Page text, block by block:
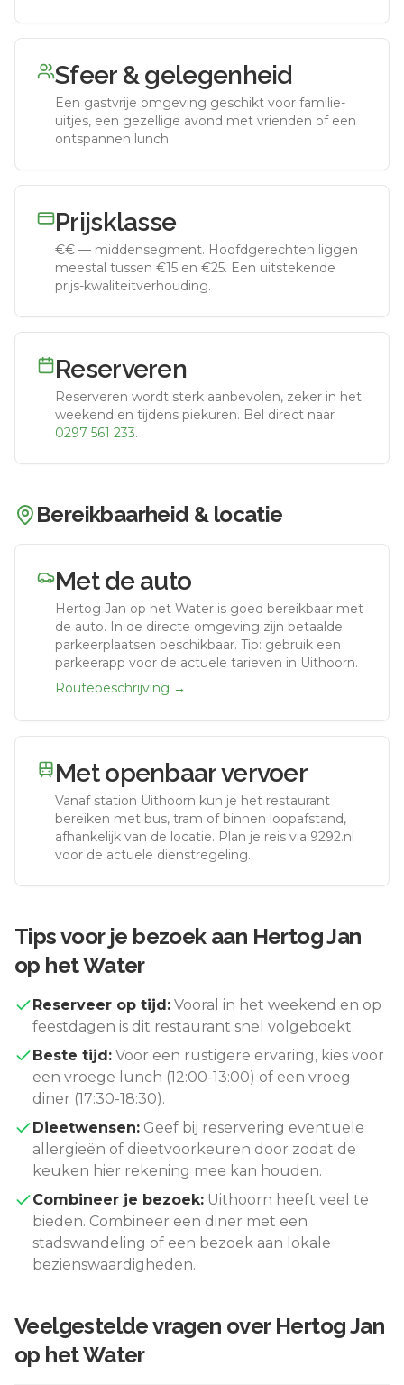
Sfeer & gelegenheid
Een gastvrije omgeving geschikt voor familie-
uitjes, een gezellige avond met vrienden of een
ontspannen lunch.
Prijsklasse
€€ — middensegment. Hoofdgerechten liggen
meestal tussen €15 en €25. Een uitstekende
prijs-kwaliteitverhouding.
Reserveren
Reserveren wordt sterk aanbevolen, zeker in het
weekend en tijdens piekuren. Bel direct naar
0297 561 233.
Bereikbaarheid & locatie
Met de auto
Hertog Jan op het Water is goed bereikbaar met
de auto. In de directe omgeving zijn betaalde
parkeerplaatsen beschikbaar. Tip: gebruik een
parkeerapp voor de actuele tarieven in Uithoorn.
Routebeschrijving →
Met openbaar vervoer
Vanaf station Uithoorn kun je het restaurant
bereiken met bus, tram of binnen loopafstand,
afhankelijk van de locatie. Plan je reis via 9292.nl
voor de actuele dienstregeling.
Tips voor je bezoek aan Hertog Jan
op het Water
Reserveer op tijd: Vooral in het weekend en op
feestdagen is dit restaurant snel volgeboekt.
Beste tijd: Voor een rustigere ervaring, kies voor
een vroege lunch (12:00-13:00) of een vroeg
diner (17:30-18:30).
Dieetwensen: Geef bij reservering eventuele
allergieën of dieetvoorkeuren door zodat de
keuken hier rekening mee kan houden.
Combineer je bezoek: Uithoorn heeft veel te
bieden. Combineer een diner met een
stadswandeling of een bezoek aan lokale
bezienswaardigheden.
Veelgestelde vragen over Hertog Jan
op het Water